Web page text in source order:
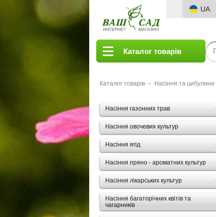
UA
Каталог товарів
Каталог товарів Насіння та цибулини
Насіння газонних трав
Насіння овочевих культур
Насіння ягід
Насіння пряно - ароматних культур
Насіння лікарських культур
Насіння багаторічних квітів та
чагарників